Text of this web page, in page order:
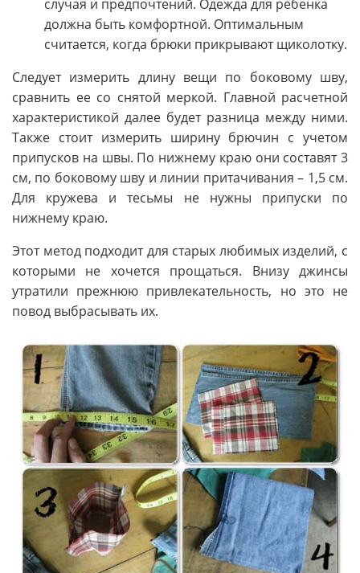
случая и предпочтений. Одежда для ребенка
должна быть комфортной. Оптимальным
считается, когда брюки прикрывают щиколотку.
Следует измерить длину вещи по боковому шву,
сравнить ее со снятой меркой. Главной расчетной
характеристикой далее будет разница между ними.
Также стоит измерить ширину брючин с учетом
припусков на швы. По нижнему краю они составят 3
см, по боковому шву и линии притачивания – 1,5 см.
Для кружева и тесьмы не нужны припуски по
нижнему краю.
Этот метод подходит для старых любимых изделий, с
которыми не хочется прощаться. Внизу джинсы
утратили прежнюю привлекательность, но это не
повод выбрасывать их.